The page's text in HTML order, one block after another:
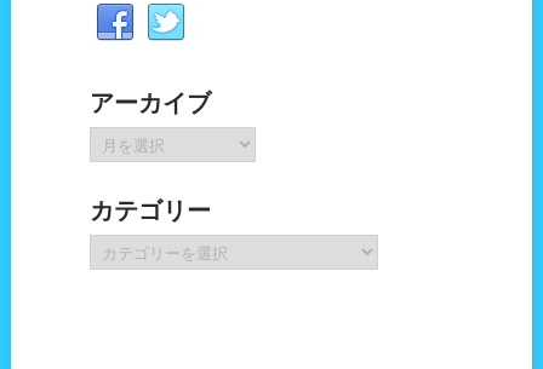
アーカイブ
ー
イ
ブ
カテゴリー
テ